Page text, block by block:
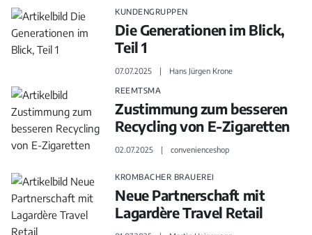
KUNDENGRUPPEN
Die Generationen im Blick,
Teil 1
07.07.2025
Hans Jürgen Krone
REEMTSMA
Zustimmung zum besseren
Recycling von E-Zigaretten
02.07.2025 convenienceshop
KROMBACHER BRAUEREI
Neue Partnerschaft mit
Lagardère Travel Retail